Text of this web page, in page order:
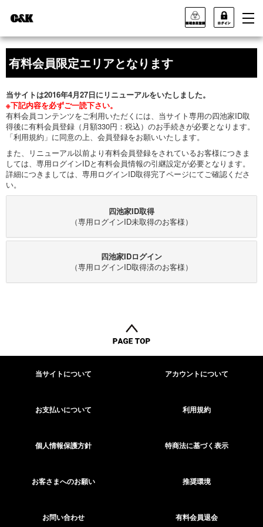
有料会員限定エリアとなります
当サイトは2016年4月27日にリニューアルをいたしました。
※下記内容を必ずご一読下さい。
有料会員コンテンツをご利用いただくには、当サイト専用の四池家ID取
得後に有料会員登録（月額330円：税込）のお手続きが必要となります。
「利用規約」に同意の上、会員登録をお願いいたします。
また、リニューアル以前より有料会員登録をされているお客様につきま
しては、専用ログインIDと有料会員情報の引継設定が必要となります。
詳細につきましては、専用ログインID取得完了ページにてご確認くださ
い。
四池家ID取得
（専用ログインID未取得のお客様）
四池家IDログイン
（専用ログインID取得済のお客様）
当サイトについて アカウントについて
お支払いについて 利用規約
個人情報保護方針 特商法に基づく表示
お客さまへのお願い 推奨環境
お問い合わせ 有料会員退会